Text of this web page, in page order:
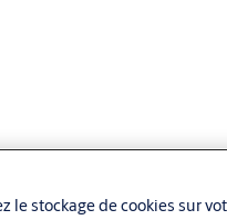
le stockage de cookies sur